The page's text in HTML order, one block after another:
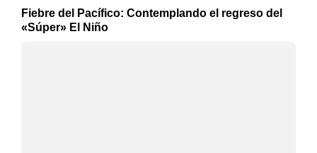
Fiebre del Pacífico: Contemplando el regreso del
«Súper» El Niño